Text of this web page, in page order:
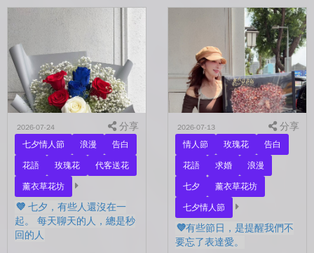
2026-07-24 分享
七夕情人節 浪漫
告白
花語
玫瑰花
代客送花
薰衣草花坊
💜 七夕，有些人還沒在一
起。 每天聊天的人，總是秒
回的人
2026-07-13 分享
情人節 玫瑰花
告白
花語
求婚
浪漫
七夕
薰衣草花坊
七夕情人節
💜有些節日，是提醒我們不
要忘了表達愛。